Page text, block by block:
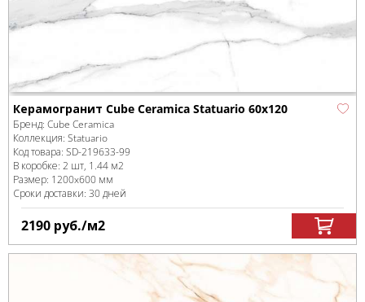
Керамогранит Cube Ceramica Statuario 60x120
Бренд: Cube Ceramica
Коллекция: Statuario
Код товара: SD-219633-99
В коробке: 2 шт, 1.44 м2
Размер: 1200x600 мм
Сроки доставки: 30 дней
2190 руб./м2